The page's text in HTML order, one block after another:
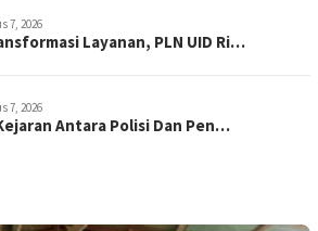
7, 2026
Layanan, PLN UID Ri…
7, 2026
Antara Polisi Dan Pen…